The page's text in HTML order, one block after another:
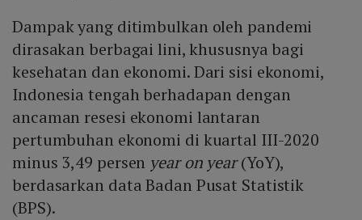
Dampak yang ditimbulkan oleh pandemi
dirasakan berbagai lini, khususnya bagi
kesehatan dan ekonomi. Dari sisi ekonomi,
Indonesia tengah berhadapan dengan
ancaman resesi ekonomi lantaran
pertumbuhan ekonomi di kuartal III-2020
minus 3,49 persen year on year(YoY),
berdasarkan data Badan Pusat Statistik
(BPS).